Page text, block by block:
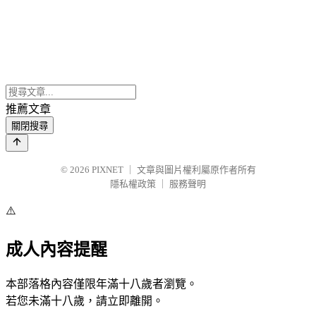
推薦文章
關閉搜尋
© 2026 PIXNET
文章與圖片權利屬原作者所有
隱私權政策
服務聲明
⚠️
成人內容提醒
本部落格內容僅限年滿十八歲者瀏覽。
若您未滿十八歲，請立即離開。